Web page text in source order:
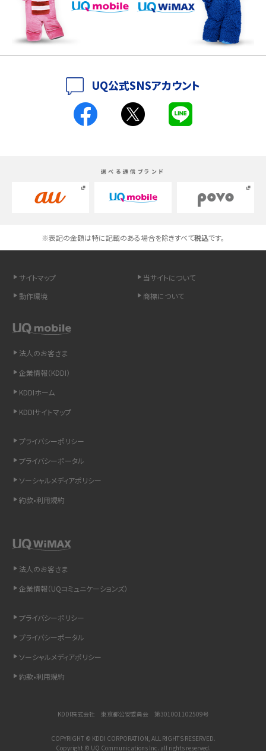
iPhone 16シリーズのモデルを比較！価格・サイズ・カメラ性能の違いを徹底解説
iPhone 16とiPhone 15の違いは？カメラ・スペック・機能を徹底比較
スマホが高い理由は？購入費用を抑える方法や端末を選ぶ時の注意点を解説！
高校生にスマホ制限は必要？所持率やメリット・デメリットを詳しく紹介
スマホのネット通信速度が遅い原因は？すぐできる対処法や見直すポイントを解
iCloudの使用容量を減らす9つの方法！使用状況の確認手順も紹介
インスタのDMの送り方は？便利機能の使い方や注意点をわかりやすく解説
「iPhoneを探す」の使い方と設定方法を紹介！ブラウザやアプリから探す方法を
詳しく解説
Wi-Fiを快適に使うための速度はどれくらい？用途別の目安・回線ごとの平均を
LINEの着信音や通知音の設定・変更方法を解説！鳴らない場合の対処法も紹介
UQ公式SNSアカウント
選べる通信ブランド
※表記の金額は特に記載のある場合を除きすべて税込です。
サイトマップ
当サイトについて
動作環境
商標について
法人のお客さま
企業情報（KDDI）
KDDIホーム
KDDIサイトマップ
プライバシーポリシー
プライバシーポータル
ソーシャルメディアポリシー
約款•利用規約
法人のお客さま
企業情報（UQコミュニケーションズ）
プライバシーポリシー
プライバシーポータル
ソーシャルメディアポリシー
約款•利用規約
KDDI株式会社 東京都公安委員会 第301001102509号
COPYRIGHT © KDDI CORPORATION, ALL RIGHTS RESERVED.
Copyright © UQ Communications Inc. all rights reserved.